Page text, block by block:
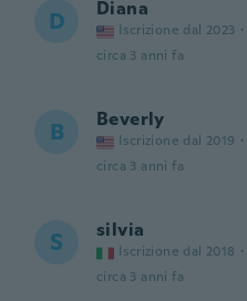
D Diana
Iscrizione dal 2023 ·
circa 3 anni fa
B Beverly
Iscrizione dal 2019 ·
circa 3 anni fa
S silvia
Iscrizione dal 2018 ·
circa 3 anni fa